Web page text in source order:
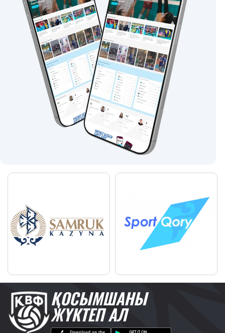
ҚОСЫМШАНЫ
ЖҮКТЕП АЛ